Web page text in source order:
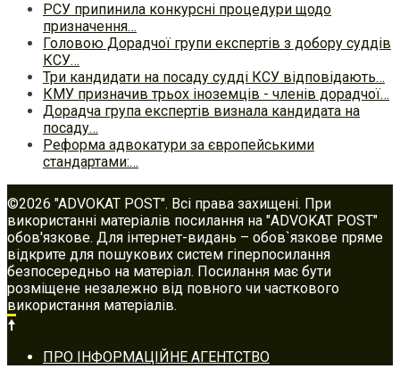
РСУ припинила конкурсні процедури щодо
призначення…
Головою Дорадчої групи експертів з добору суддів
КСУ…
Три кандидати на посаду судді КСУ відповідають…
КМУ призначив трьох іноземців - членів дорадчої…
Дорадча група експертів визнала кандидата на
посаду…
Реформа адвокатури за європейськими
стандартами:…
©2026 "ADVOKAT POST". Всі права захищені. При
використанні матеріалів посилання на "ADVOKAT POST"
обов'язкове. Для інтернет-видань – обов`язкове пряме
відкрите для пошукових систем гіперпосилання
безпосередньо на матеріал. Посилання має бути
розміщене незалежно від повного чи часткового
використання матеріалів.
Footer
navigation
ПРО ІНФОРМАЦІЙНЕ АГЕНТСТВО